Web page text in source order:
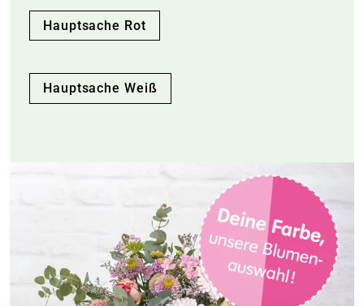
Hauptsache Rot
Hauptsache Weiß